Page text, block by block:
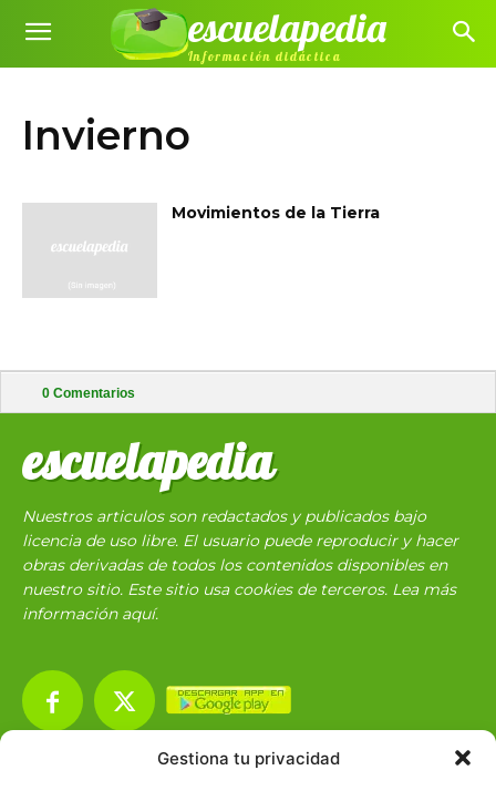
Gestiona tu privacidad
escuelapedia
Información didáctica
Invierno
Movimientos de la Tierra
0 Comentarios
escuelapedia
Nuestros articulos son redactados y publicados bajo
licencia de uso libre. El usuario puede reproducir y hacer
obras derivadas de todos los contenidos disponibles en
nuestro sitio. Este sitio usa cookies de terceros. Lea más
información aquí.